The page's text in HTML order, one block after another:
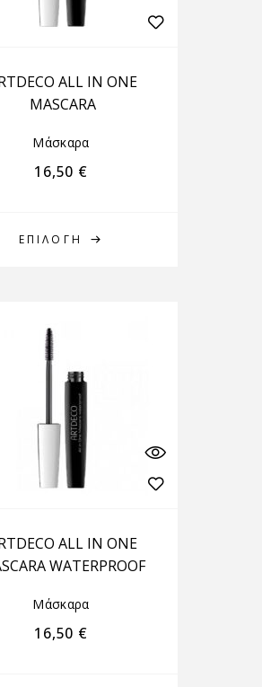
ΕΠΙΛΟΓΉ
ALL IN ONE
MASCARA
Μάσκαρα
16,50 €
ALL IN ONE
WATERPROOF
Μάσκαρα
16,50 €